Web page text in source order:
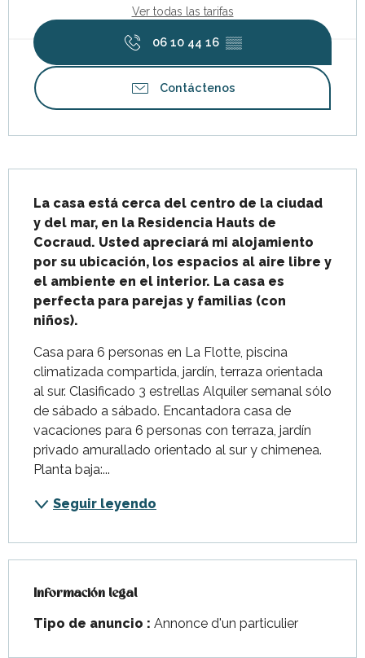
Ver todas las tarifas
06 10 44 16 ▒▒
Contáctenos
La casa está cerca del centro de la ciudad
y del mar, en la Residencia Hauts de
Cocraud. Usted apreciará mi alojamiento
por su ubicación, los espacios al aire libre y
el ambiente en el interior. La casa es
perfecta para parejas y familias (con
niños).
Casa para 6 personas en La Flotte, piscina
climatizada compartida, jardín, terraza orientada
al sur. Clasificado 3 estrellas Alquiler semanal sólo
de sábado a sábado. Encantadora casa de
vacaciones para 6 personas con terraza, jardín
privado amurallado orientado al sur y chimenea.
Planta baja:...
Seguir leyendo
Información legal
Información legal
Tipo de anuncio : Annonce d'un particulier